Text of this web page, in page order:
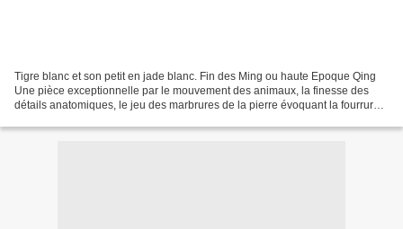
Tigre blanc et son petit en jade blanc. Fin des Ming ou haute Epoque Qing
Une pièce exceptionnelle par le mouvement des animaux, la finesse des
détails anatomiques, le jeu des marbrures de la pierre évoquant la fourrure.